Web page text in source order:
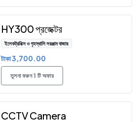
HY300 প্রজেক্টর
ইলেকট্রনিক্স ও গৃহস্থালি সরঞ্জাম বাজার
টাকা 3,700.00
তুলনা করুন 1 টি অফার
CCTV Camera